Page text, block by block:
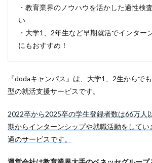
・教育業界のノウハウを活かした適性検
い
・大学1、2年生など早期就活でインター
にもおすすめ！
『dodaキャンパス』は、大学1、2生からで
型の就活支援サービスです。
2022卒から2025卒の学生登録者数は66万人
期からインターンシップや就職活動をして
適のサービスです。